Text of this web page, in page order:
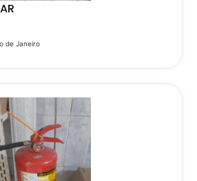
de Janeiro